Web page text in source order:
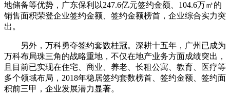
地储备等优势，广东保利以247.6亿元签约金额、104.6万㎡的
销售面积荣登企业签约金额、签约金额榜首，企业综合实力突
出。
另外，万科勇夺签约套数桂冠。深耕十五年，广州已成为
万科布局珠三角的战略重地，不仅在地产业务方面成绩突出，
且目前已实现在住宅、商业、养老、长租公寓、教育、医疗等
多个领域布局，2018年稳居签约套数榜首、签约金额、签约面
积前三甲，企业发展潜力显著。